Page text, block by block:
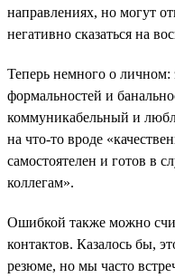
направлениях, но могут
негативно сказаться на
Теперь немного о личном:
формальностей и
коммуникабельный и
на что-то вроде
самостоятелен и готов в
коллегам».
Ошибкой также можно
контактов. Казалось бы,
резюме, но мы часто